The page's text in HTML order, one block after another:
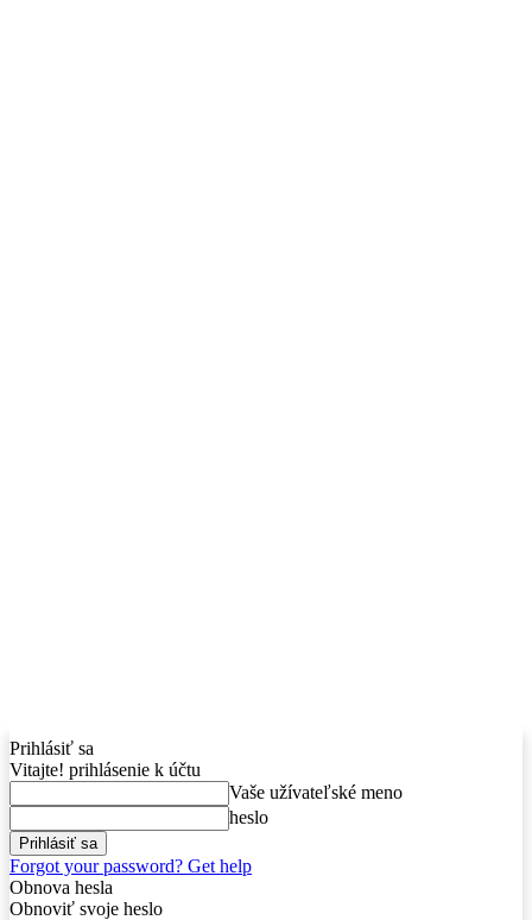
Prihlásiť sa
Vitajte! prihlásenie k účtu
Vaše užívateľské meno
heslo
Forgot your password? Get help
Obnova hesla
Obnoviť svoje heslo